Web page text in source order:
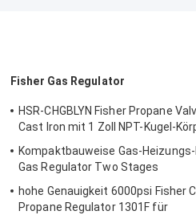
Fisher Gas Regulator
HSR-CHGBLYN Fisher Propane
Cast Iron mit 1 Zoll NPT-Kugel-
Kompaktbauweise Gas-
Gas Regulator Two Stages
hohe Genauigkeit 6000psi Fisher
Propane Regulator 1301F für